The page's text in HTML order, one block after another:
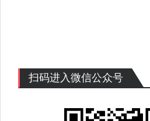
扫码进入微信公众号